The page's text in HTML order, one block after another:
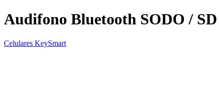
Audifono Bluetooth SODO / SD
Celulares KeySmart